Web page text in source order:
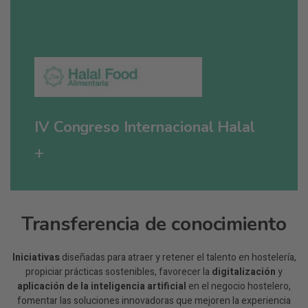
De la alianza entre Alimentaria + Hostelco y
Marcas de Restauración, nace Imagine
Foodservice Europe, el punto de encuentro
anticiparse al futuro del foodservice .
DESCÚBRELO
IV Congreso Internacional Halal
+
Un mercado en crecimiento, una oportunidad
Transferencia de conocimiento
Iniciativasdiseñadas para atraer y retener el talento en hostelería,
propiciar prácticas sostenibles, favorecer la digitalización y
aplicación de la inteligencia artificial en el negocio hostelero,
fomentar las soluciones innovadoras que mejoren la experiencia